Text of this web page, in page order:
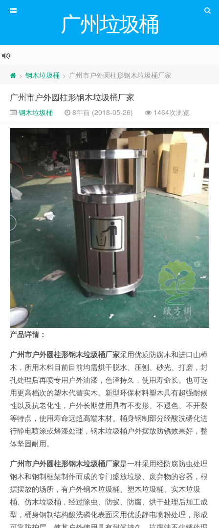
广州垃圾桶
> 钢木垃圾桶 > 广州市户外圆柱形钢木垃圾桶厂家
广州市户外圆柱形钢木垃圾桶厂家
钢木垃圾桶 8年前 (2018-05-26) 1464次浏览
产品详情：
广州市户外圆柱形钢木垃圾桶厂家采用优质防腐木和进口山樟
木，所用木料目前目前均需烘干脱水、压刨、砂光、打磨，封
孔处理后再喷专用户外油漆，色泽持久，使用寿命长。也可选
用更高档次的塑木代替实木。新型环保材料塑木具有超强耐候
性以及抗老化性，户外长期使用具有不变形、不退色、不开裂
等特点，使用寿命远超高端木材。桶身钢制部分经酸洗磷化进
行静电喷涂或烤漆处理，钢木垃圾桶户外摆放防锈效果好，整
体坚固耐用。
广州市户外圆柱形钢木垃圾桶厂家是一种采用经防腐防虫处理
钢木和钢制框架制作而成的专门盛放垃圾、废弃物的容器，根
据摆放的场所，有户外钢木垃圾桶、塑木垃圾桶、实木垃圾
桶、仿木垃圾桶，经过除虫、防蚁、防腐、烘干处理后加工成
型，桶身钢制结构酸洗磷化表面采用优质静电喷粉处理，形成